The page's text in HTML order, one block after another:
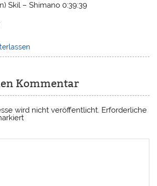
Skil – Shimano 0:39:39
Kommentar
wird nicht veröffentlicht. Erforderliche